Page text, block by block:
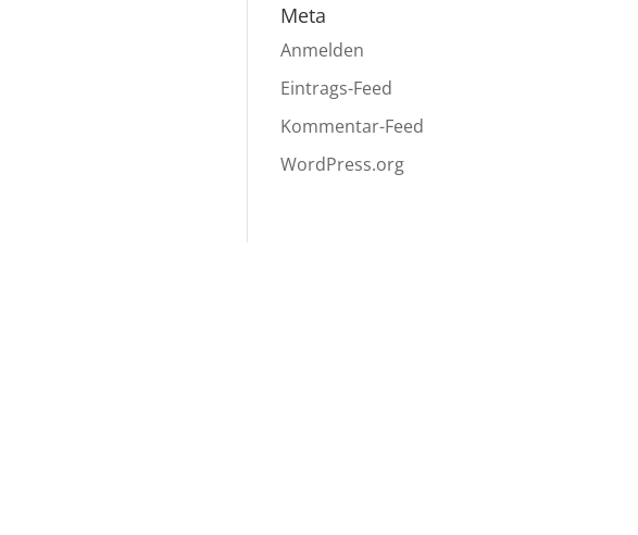
Meta
Anmelden
Eintrags-Feed
Kommentar-Feed
WordPress.org